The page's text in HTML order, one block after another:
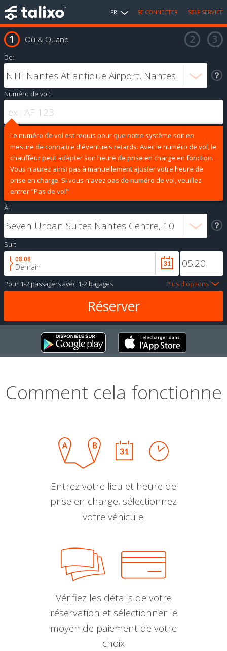
FR SE CONNECTER SELF SERVICE
Où & Quand
De:
Numéro de vol:
Le numéro de vol est requis pour que notre système soit en
mesure de connaitre d'éventuels retards. Avec le numéro de vol, le
chauffeur peut adapter son heure de prise en charge en fonction.
Vous n'aurez ainsi pas à manuellement ajuster votre heure de
prise en charge. Si vous n'avez pas de numéro de vol, veuillez
entrer "Pas de vol"
À:
Sur:
08.08
Demain
Pour 1-2 passagersavec 1-2 bagages Plus d'options
Comment cela fonctionne
Entrez votre lieu et heure de
prise en charge, sélectionnez
votre véhicule.
Vérifiez les détails de votre
réservation et sélectionner le
moyen de paiement de votre
choix